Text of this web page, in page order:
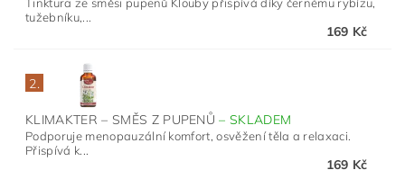
Tinktura ze směsi pupenů Klouby přispívá díky černému rybízu,
tužebníku,...
169 Kč
2.
KLIMAKTER – SMĚS Z PUPENŮ–SKLADEM
Podporuje menopauzální komfort, osvěžení těla a relaxaci.
Přispívá k...
169 Kč